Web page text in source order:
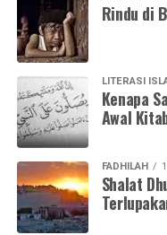
Rindu di
LITERASI
Kenapa
Awal
FADHILAH
Shalat